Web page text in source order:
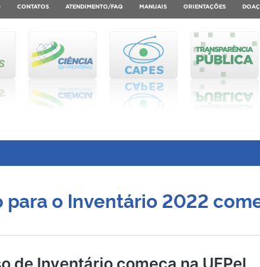
CONTATOS ATENDIMENTO/FAQ MANUAIS ORIENTAÇÕES
para o Inventário 2022